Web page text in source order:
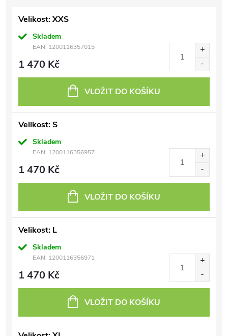
Velikost: XXS
Skladem
EAN: 1200116357015
1 470 Kč
VLOŽIT DO KOŠÍKU
Velikost: S
Skladem
EAN: 1200116356957
1 470 Kč
VLOŽIT DO KOŠÍKU
Velikost: L
Skladem
EAN: 1200116356971
1 470 Kč
VLOŽIT DO KOŠÍKU